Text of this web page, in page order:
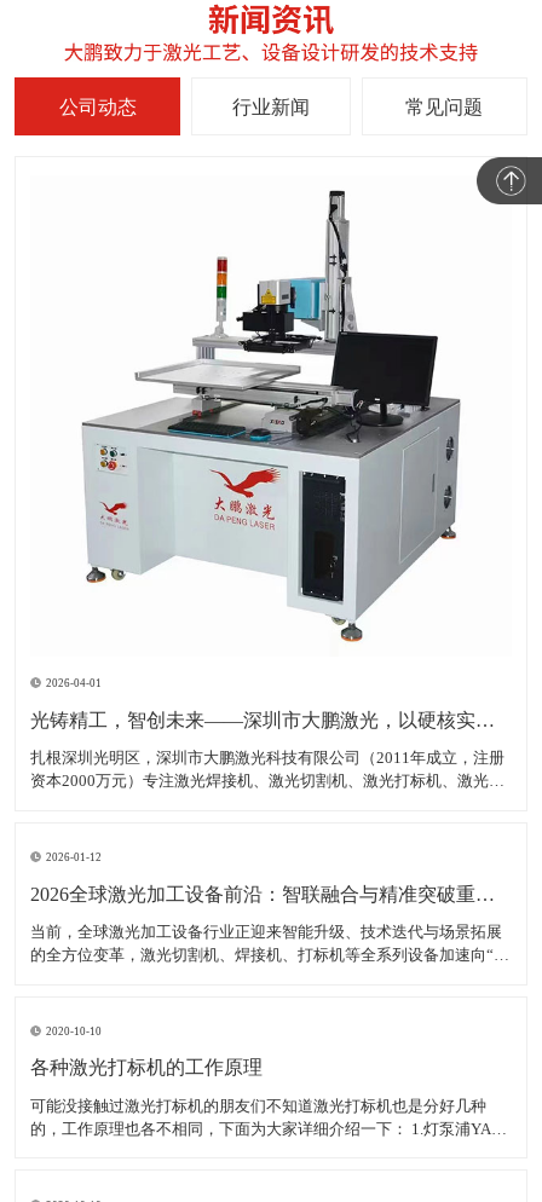
公司动态 行业新闻 常见问题
2026-04-01
光铸精工，智创未来——深圳市大鹏激光，以硬核实力领跑激光装备赛道
扎根深圳光明区，深圳市大鹏激光科技有限公司（2011年成立，注册
资本2000万元）专注激光焊接机、激光切割机、激光打标机、激光雕
钣金加工等多领域，精准服务各类制造企业、跨境卖家
2026-01-12
2026全球激光加工设备前沿：智联融合与精准突破重塑智造生态
当前，全球激光加工设备行业正迎来智能升级、技术迭代与场景拓展
的全方位变革，激光切割机、焊接机、打标机等全系列设备加速向“高
达380亿美元，年均增长率稳定在7.5%以上，中
2020-10-10
各种激光打标机的工作原理
可能没接触过激光打标机的朋友们不知道激光打标机也是分好几种
的，工作原理也各不相同，下面为大家详细介绍一下： 1.灯泵浦YAG
光，将激光能量放大后就形成对材料加工的激光束。 2.